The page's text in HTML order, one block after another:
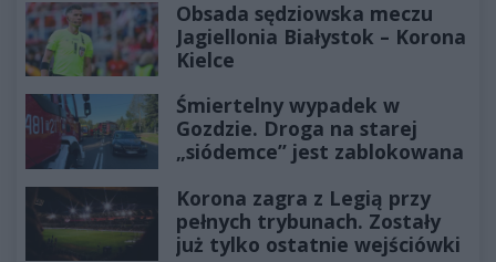
Obsada sędziowska meczu
Jagiellonia Białystok – Korona
Kielce
Śmiertelny wypadek w
Gozdzie. Droga na starej
„siódemce” jest zablokowana
Korona zagra z Legią przy
pełnych trybunach. Zostały
już tylko ostatnie wejściówki